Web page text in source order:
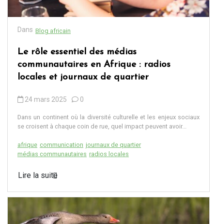
Dans Blog africain
Le rôle essentiel des médias
communautaires en Afrique : radios
locales et journaux de quartier
24 mars 2025 0
Dans un continent où la diversité culturelle et les enjeux sociaux
se croisent à chaque coin de rue, quel impact peuvent avoir...
afrique communication journaux de quartier
médias communautaires radios locales
Lire la suite